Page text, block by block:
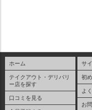
ホーム
テイクアウト・デリバリ
ー店を探す
口コミを見る
サ
初
よ
お